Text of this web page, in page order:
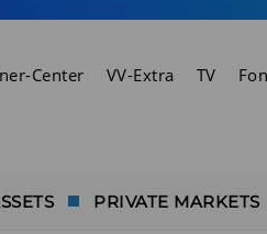
Center VV-Extra TV
PRIVATE MARKETS